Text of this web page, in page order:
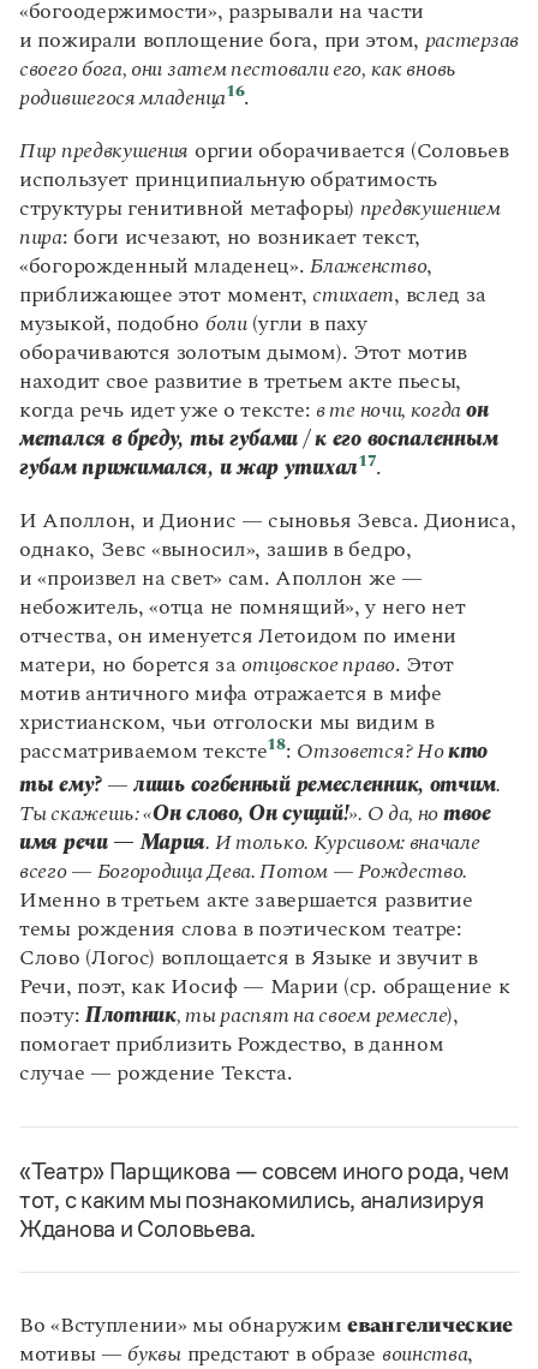
«богоодержимости», разрывали на части
и пожирали воплощение бога, при этом, растерзав
своего бога, они затем пестовали его, как вновь
родившегося младенца16.
Пир предвкушения оргии оборачивается (Соловьев
использует принципиальную обратимость
структуры генитивной метафоры) предвкушением
пира: боги исчезают, но возникает текст,
«богорожденный младенец».Блаженство,
приближающее этот момент, стихает, вслед за
музыкой, подобно боли(угли в паху
оборачиваются золотым дымом). Этот мотив
находит свое развитие в третьем акте пьесы,
когда речь идет уже о тексте: в те ночи, когда он
метался в бреду, ты губами / к его воспаленным
губам прижимался, и жар утихал17.
И Аполлон, и Дионис — сыновья Зевса. Диониса,
однако, Зевс «выносил», зашив в бедро,
и «произвел на свет» сам. Аполлон же —
небожитель, «отца не помнящий», у него нет
отчества, он именуется Летоидом по имени
матери, но борется за отцовское право. Этот
мотив античного мифа отражается в мифе
христианском, чьи отголоски мы видим в
рассматриваемом тексте18: Отзовется? Нокто
ты ему?— лишь согбенный ремесленник, отчим.
Ты скажешь: «​​​​​​​Он слово, Он сущий!». О да, но твое
имя речи — Мария. И только. Курсивом: вначале
всего — Богородица Дева. Потом — Рождество.
Именно в третьем акте завершается развитие
темы рождения слова в поэтическом театре:
Слово (Логос) воплощается в Языке и звучит в
Речи, поэт, как Иосиф — Марии (ср. обращение к
поэту:Плотник, ты распят на своем ремесле),
помогает приблизить Рождество, в данном
случае — рождение Текста.
«Театр» Парщикова — совсем иного рода, чем
тот, с каким мы познакомились, анализируя
Жданова и Соловьева.
Во «Вступлении» мы обнаружимевангелические
мотивы —​​​​​​​ буквыпредстают в образе воинства,